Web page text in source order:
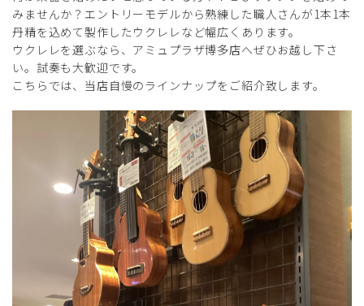
みませんか？エントリーモデルから熟練した職人さんが1本1本
丹精を込めて製作したウクレレなど幅広くあります。
ウクレレを選ぶなら、アミュプラザ博多店へぜひお越し下さ
い。試奏も大歓迎です。
こちらでは、当店自慢のラインナップをご紹介致します。